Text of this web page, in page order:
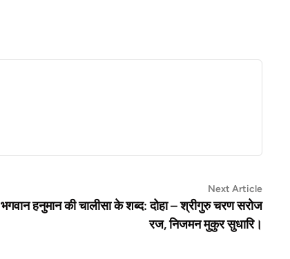
Next ArticleNext
article:
भगवान हनुमान की चालीसा के शब्द: दोहा – श्रीगुरु चरण सरोज
रज, निजमन मुकुर सुधारि।